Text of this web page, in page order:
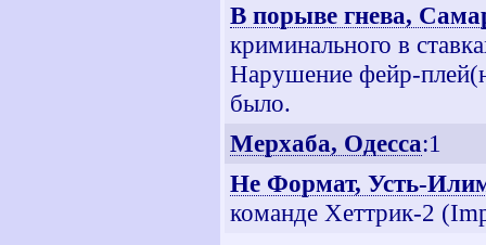
В порыве гнева,
криминального в
Нарушение фейр-
было.
Мерхаба, Одесса:1
Не Формат, Усть-
команде Хеттрик-2